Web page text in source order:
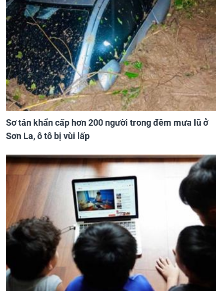
Sơ tán khẩn cấp hơn 200 người trong đêm mưa lũ ở
Sơn La, ô tô bị vùi lấp